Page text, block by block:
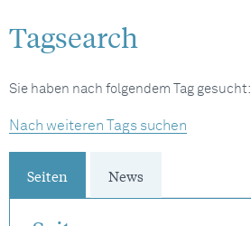
Tagsearch
Sie haben nach folgendem Tag gesucht:
Nach weiteren Tags suchen
Seiten News